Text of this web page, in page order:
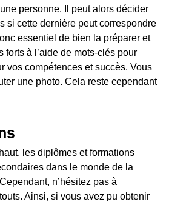
personne. Il peut alors décider
si cette dernière peut correspondre
essentiel de bien la préparer et
forts à l’aide de mots-clés pour
vos compétences et succès. Vous
une photo. Cela reste cependant
les diplômes et formations
dans le monde de la
n’hésitez pas à
Ainsi, si vous avez pu obtenir